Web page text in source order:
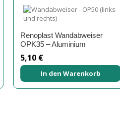
Renoplast Wandabweiser
OPK35 – Aluminium
5,10 €
In den Warenkorb